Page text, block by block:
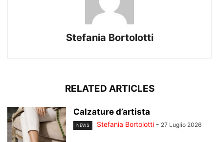
Stefania Bortolotti
RELATED ARTICLES
Calzature d’artista
NEWS Stefania Bortolotti - 27 Luglio 2026